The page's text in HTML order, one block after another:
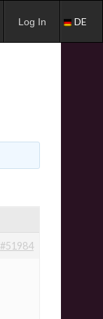
Log In DE
#51984